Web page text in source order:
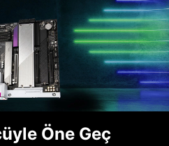
Öne Geç